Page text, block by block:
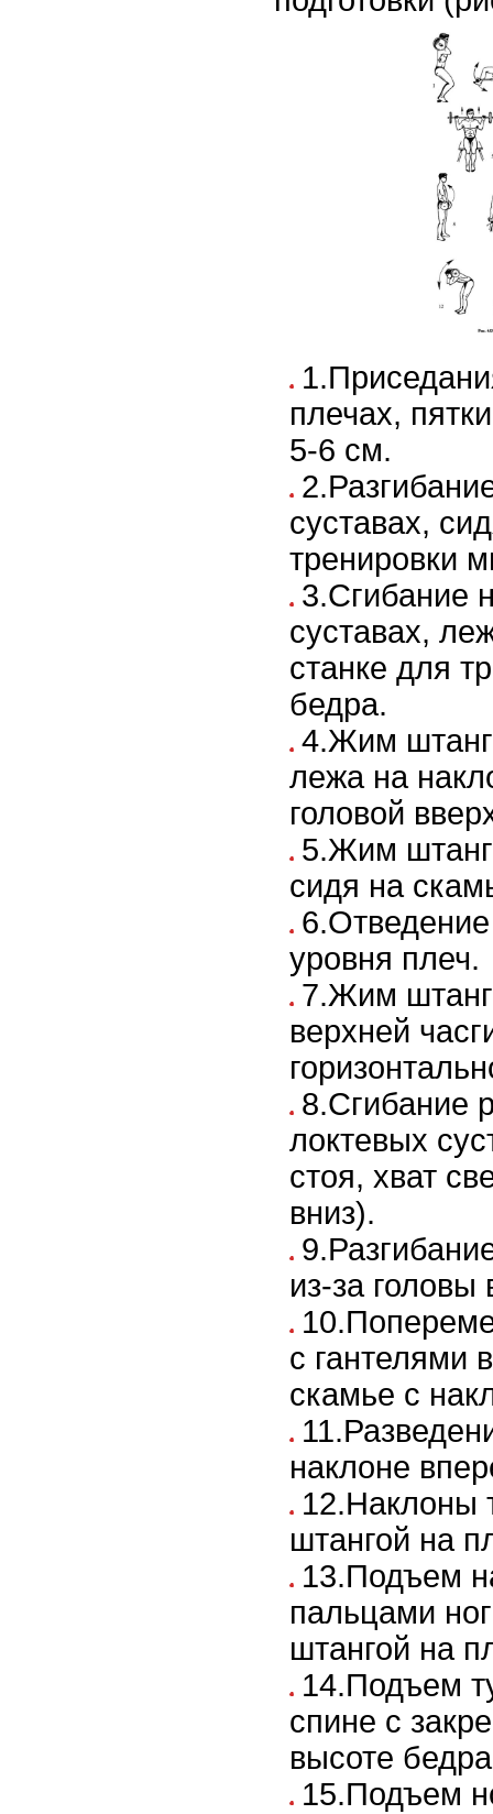
плечах,
5-6 см.
суставах,
тренировки
3.Сгибание
суставах,
станке для
бедра.
4.Жим
лежа на
головой
5.Жим
сидя на
уровня плеч.
7.Жим
верхней
8.Сгибание
локтевых
стоя, хват
вниз).
из-за
с гантелями
скамье с
наклоне
12.Наклоны
штангой на
13.Подъем
пальцами
штангой на
14.Подъем
спине с
высоте
15.Подъем